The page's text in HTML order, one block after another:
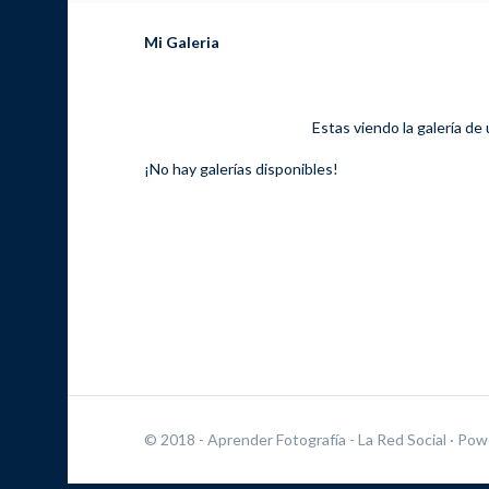
Mi Galeria
Estas viendo la galería de
¡No hay galerías disponibles!
© 2018 - Aprender Fotografía - La Red Social ·